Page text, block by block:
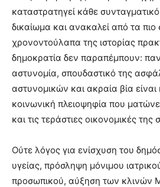
καταστρατηγεί κάθε
δικαίωμα και ανακαλεί από τα πιο
χρονοντούλαπα της ιστορίας
δημοκρατία δεν παραπέμπουν:
αστυνομία, σπουδαστικό της
αστυνομικών και ακραία βία
κοινωνική πλειοψηφία που
και τις τεράστιες οικονομικές της
Ούτε λόγος για ενίσχυση του
υγείας, πρόσληψη μόνιμου
προσωπικού, αύξηση των κλινών